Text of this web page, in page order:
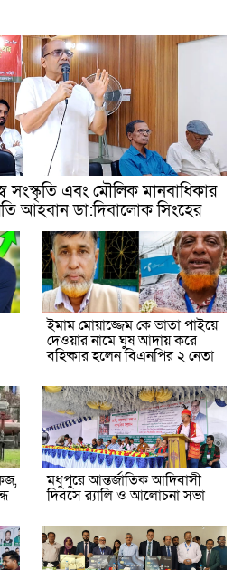
সংস্কৃতি এবং মৌলিক মানবাধিকার
আহবান ডা:দিবালোক সিংহের
ইমাম মোয়াজ্জেম কে ভাতা পাইয়ে
দেওয়ার নামে ঘুষ আদায় করে
বহিষ্কার হলেন বিএনপির ২ নেতা
মধুপুরে আন্তর্জাতিক আদিবাসী
দিবসে র‍্যালি ও আলোচনা সভা